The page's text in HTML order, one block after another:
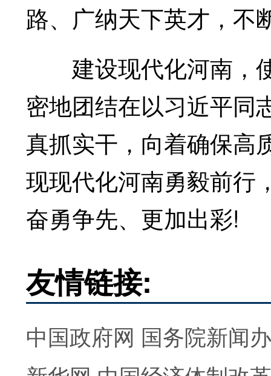
路、广纳天下英才，不
建设现代化河南，
密地团结在以习近平同
真抓实干，向着确保高
现现代化河南勇毅前行
奋勇争先、更加出彩!
友情链接:
中国政府网 国务院新闻